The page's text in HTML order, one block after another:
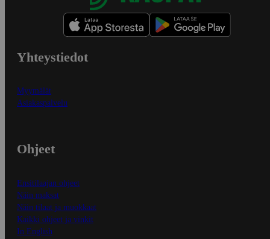
Yhteystiedot
Myymälät
Asiakaspalvelu
Ohjeet
Ensitilaajan ohjeet
Näin maksat
Näin tilaat ja muokkaat
Kaikki ohjeet ja vinkit
In English